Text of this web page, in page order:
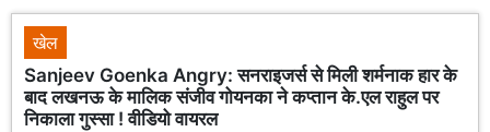
खेल
Sanjeev Goenka Angry: सनराइजर्स से मिली शर्मनाक हार के
बाद लखनऊ के मालिक संजीव गोयनका ने कप्तान के.एल राहुल पर
निकाला गुस्सा ! वीडियो वायरल